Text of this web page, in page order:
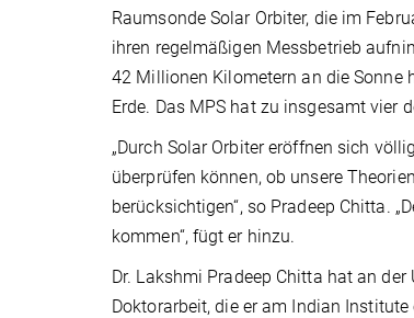
Raumsonde Solar Orbiter, die im
ihren regelmäßigen Messbetrieb
42 Millionen Kilometern an die Sonne
Erde. Das MPS hat zu insgesamt vier
„Durch Solar Orbiter eröffnen sich
überprüfen können, ob unsere
berücksichtigen“, so Pradeep Chitta.
kommen“, fügt er hinzu.
Dr. Lakshmi Pradeep Chitta hat an
Doktorarbeit, die er am Indian